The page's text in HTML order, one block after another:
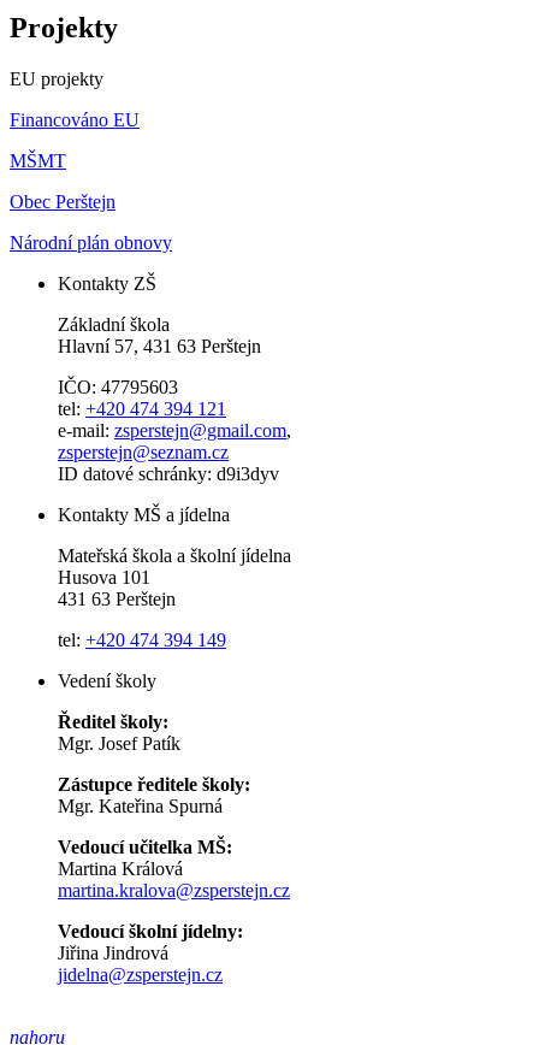
Projekty
EU projekty
Financováno EU
MŠMT
Obec Perštejn
Národní plán obnovy
Kontakty ZŠ
Základní škola
Hlavní 57, 431 63 Perštejn
IČO: 47795603
tel: +420 474 394 121
e-mail: zsperstejn@gmail.com,
zsperstejn@seznam.cz
ID datové schránky: d9i3dyv
Kontakty MŠ a jídelna
Mateřská škola a školní jídelna
Husova 101
431 63 Perštejn
tel: +420 474 394 149
Vedení školy
Ředitel školy:
Mgr. Josef Patík
Zástupce ředitele školy:
Mgr. Kateřina Spurná
Vedoucí učitelka MŠ:
Martina Králová
martina.kralova@zsperstejn.cz
Vedoucí školní jídelny:
Jiřina Jindrová
jidelna@zsperstejn.cz
nahoru